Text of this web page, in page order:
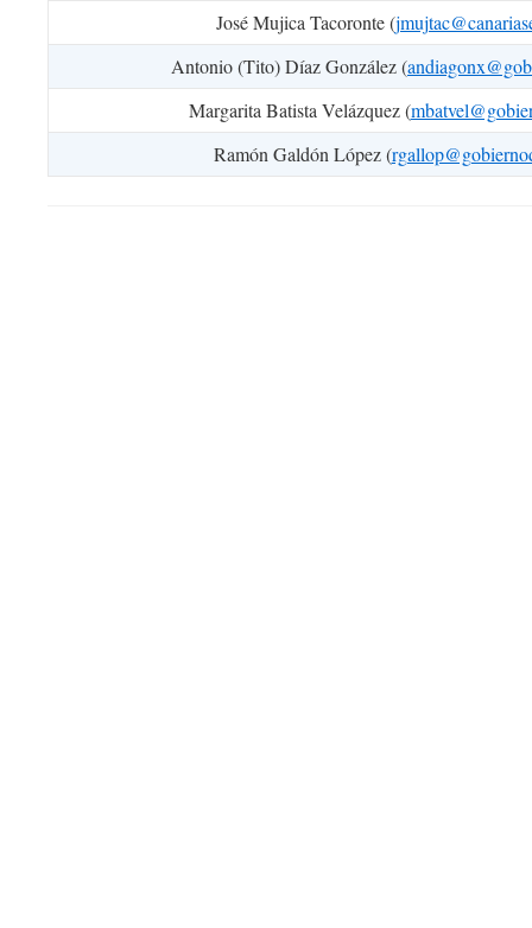
José Mujica Tacoronte (
Antonio (Tito) Díaz González (
Margarita Batista Velázquez (
Ramón Galdón López (